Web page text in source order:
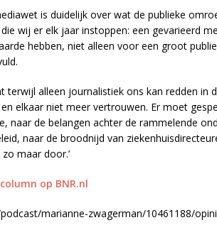
is duidelijk over wat de publieke
wij er elk jaar instoppen: een gevarieerd
hebben, niet alleen voor een groot
terwijl alleen journalistiek ons kan redden in
elkaar niet meer vertrouwen. Er moet
naar de belangen achter de rammelende
naar de broodnijd van
maar door.’
op BNR.nl
marianne-zwagerman/10461188/